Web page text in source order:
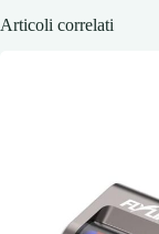
Articoli correlati